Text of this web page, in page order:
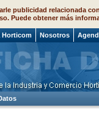
publicidad relacionada
Puede obtener más
Horticom Nosotros